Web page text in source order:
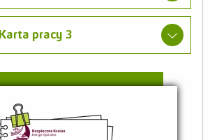
Karta pracy 3